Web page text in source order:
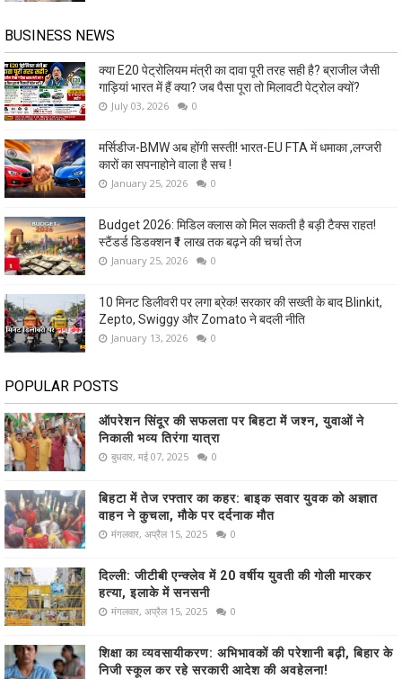
BUSINESS NEWS
क्या E20 पेट्रोलियम मंत्री का दावा पूरी तरह सही है? ब्राजील जैसी
गाड़ियां भारत में हैं क्या? जब पैसा पूरा तो मिलावटी पेट्रोल क्यों?
July 03, 2026 0
मर्सिडीज-BMW अब होंगी सस्ती! भारत-EU FTA में धमाका ,लग्जरी
कारों का सपनाहोने वाला है सच !
January 25, 2026 0
Budget 2026: मिडिल क्लास को मिल सकती है बड़ी टैक्स राहत!
स्टैंडर्ड डिडक्शन ₹1 लाख तक बढ़ने की चर्चा तेज
January 25, 2026 0
10 मिनट डिलीवरी पर लगा ब्रेक! सरकार की सख्ती के बाद Blinkit,
Zepto, Swiggy और Zomato ने बदली नीति
January 13, 2026 0
POPULAR POSTS
ऑपरेशन सिंदूर की सफलता पर बिहटा में जश्न, युवाओं ने
निकाली भव्य तिरंगा यात्रा
बुधवार, मई 07, 2025 0
बिहटा में तेज रफ्तार का कहर: बाइक सवार युवक को अज्ञात
वाहन ने कुचला, मौके पर दर्दनाक मौत
मंगलवार, अप्रैल 15, 2025 0
दिल्ली: जीटीबी एन्क्लेव में 20 वर्षीय युवती की गोली मारकर
हत्या, इलाके में सनसनी
मंगलवार, अप्रैल 15, 2025 0
शिक्षा का व्यवसायीकरण: अभिभावकों की परेशानी बढ़ी, बिहार के
निजी स्कूल कर रहे सरकारी आदेश की अवहेलना!